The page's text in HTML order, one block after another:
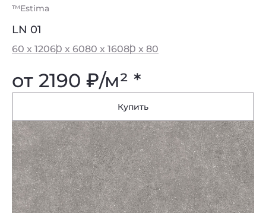
™Estima
LN 01
60 x 12060 x 6080 x 16080 x 80
от 2190 ₽/м² *
Купить